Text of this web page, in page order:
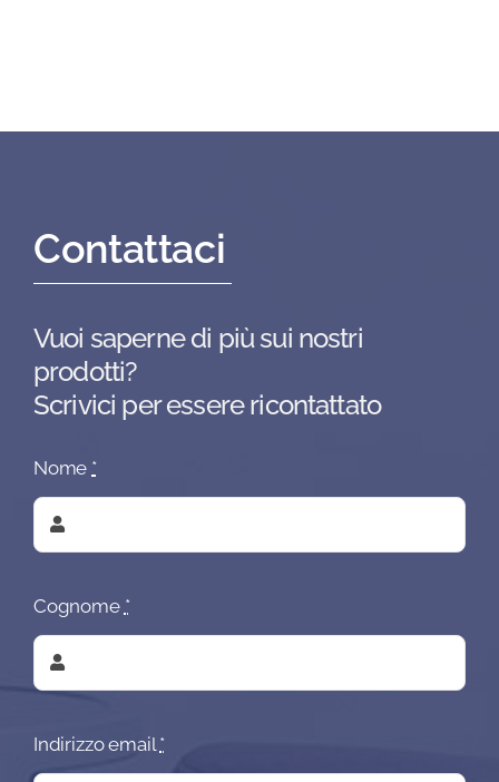
Contattaci
Vuoi saperne di più sui nostri
prodotti?
Scrivici per essere ricontattato
Nome *
Cognome *
Indirizzo email*